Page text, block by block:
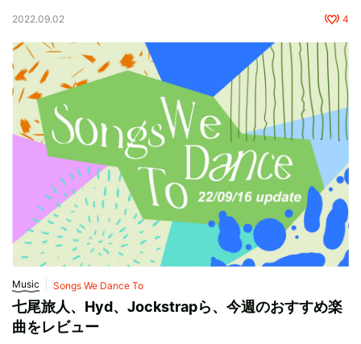
2022.09.02 4
Music Songs We Dance To
七尾旅人、Hyd、Jockstrapら、今週のおすすめ楽
曲をレビュー